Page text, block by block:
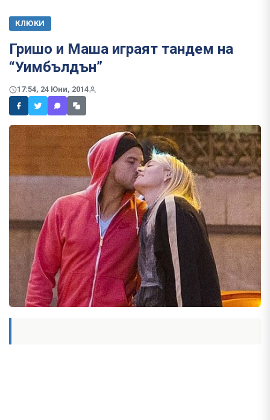
КЛЮКИ
​Гришо и Маша играят тандем на
“Уимбълдън”
17:54, 24 Юни, 2014